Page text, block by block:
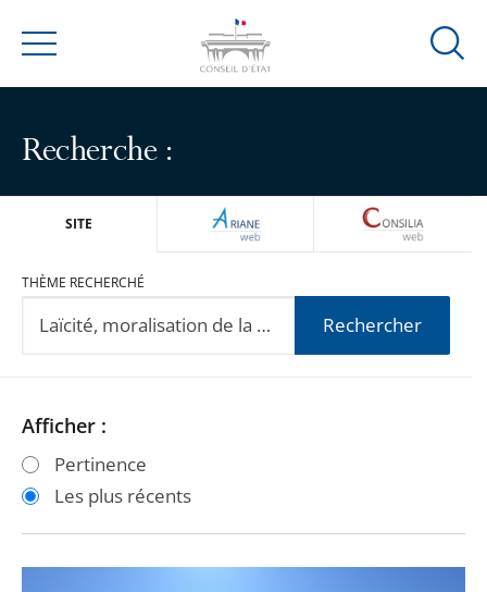
Menu
Ouvrir
Recherche :
SITE ARIANEWEB
THÈME RECHERCHÉ
Rechercher
Passer
les
filtres
Passer
les
filtres
Afficher :
Pertinence
Les plus récents